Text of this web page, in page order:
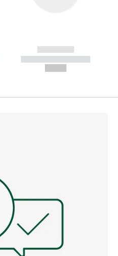
------------
----------- -----------